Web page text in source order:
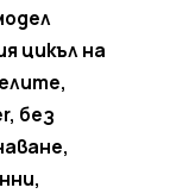
цикъл на
без